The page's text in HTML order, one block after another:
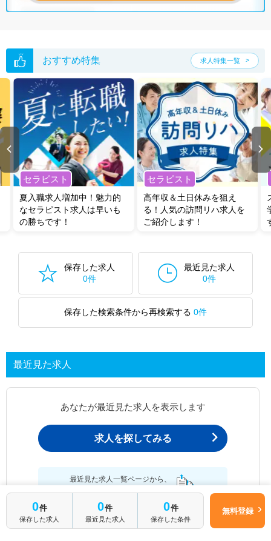
おすすめ特集 求人特集一覧
セラピスト
夏入職求人増加中！魅力的
なセラピスト求人は早いも
の勝ちです！
セラピスト
高年収＆土日休みを狙え
る！人気の訪問リハ求人を
ご紹介します！
保存した求人
0件
最近見た求人
0件
保存した検索条件から再検索する 0件
最近見た求人
あなたが最近見た求人を表示します
求人を探してみる
最近見た求人一覧ページから、
お問い合わせが可能です。
0件
保存した求人
0件
最近見た求人
0件
保存した条件
無料登録
無料転職サポートに申し込む
はじめて転職